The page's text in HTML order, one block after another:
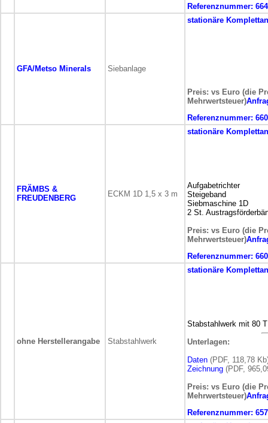
Referenznummer:
GFA/Metso Minerals Siebanlage
stationäre
Preis: vs Euro (die
Mehrwertsteuer)
Referenznummer:
FRÄMBS &
FREUDENBERG
ECKM 1D 1,5 x 3 m
stationäre
Aufgabetrichter
Steigeband
Siebmaschine 1D
2 St.
Preis: vs Euro (die
Mehrwertsteuer)
Referenznummer:
ohne Herstellerangabe Stabstahlwerk
stationäre
Stabstahlwerk mit 80
Unterlagen:
Daten (PDF, 118,78
Zeichnung (PDF,
Preis: vs Euro (die
Mehrwertsteuer)
Referenznummer: